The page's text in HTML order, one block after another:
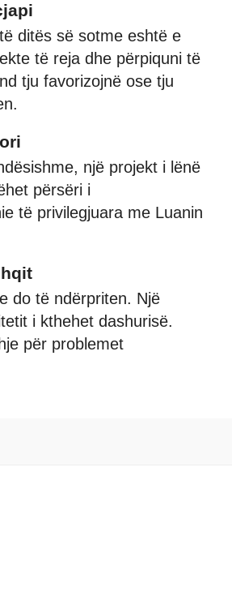
ditës së sotme eshtë e
të reja dhe përpiquni të
tju favorizojnë ose tju
një projekt i lënë
përsëri i
të privilegjuara me Luanin
do të ndërpriten. Një
i kthehet dashurisë.
për problemet